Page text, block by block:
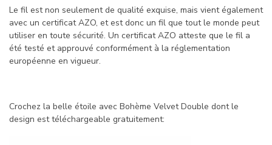
Le fil est non seulement de qualité exquise, mais vient également
avec un certificat AZO, et est donc un fil que tout le monde peut
utiliser en toute sécurité. Un certificat AZO atteste que le fil a
été testé et approuvé conformément à la réglementation
européenne en vigueur.
Crochez la belle étoile avec Bohème Velvet Double dont le
design est téléchargeable gratuitement: